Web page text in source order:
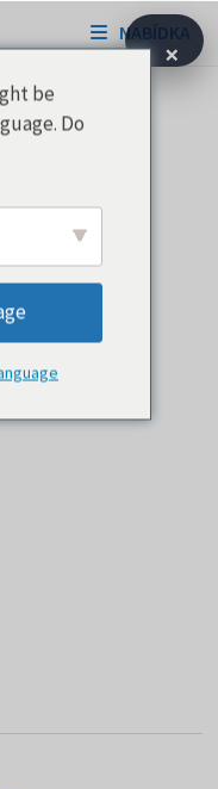
NABÍDKA
×
be
Do